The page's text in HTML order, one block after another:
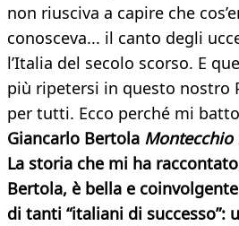
non riusciva a capire che
conosceva... il canto degli
l’Italia del secolo scorso. E
più ripetersi in questo nostro
per tutti. Ecco perché mi
Giancarlo Bertola Montecchio
La storia che mi ha
Bertola, è bella e
di tanti “italiani di successo”: